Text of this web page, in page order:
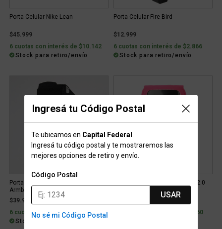
Ingresá tu Código Postal
Te ubicamos en Capital Federal
Ingresá tu código postal y te mostraremos las
mejores opciones de retiro y envío.
Código Postal
USAR
No sé mi Código Postal
Porta Celular Nike Lean
$45.999
6 cuotas con interés de $10.142
Stock para retiro/envío
Porta Celular Fire Bird
$12.999
6 cuotas con interés de $2.866
Stock para retiro/envío
Porta Celular Running Puma
Armband
$39.999
6 cuotas con interés de $8.819
Stock para retiro/envío
Porta Celular Nike Lightweight 2.0
2 cuotas sin interés de $29.560